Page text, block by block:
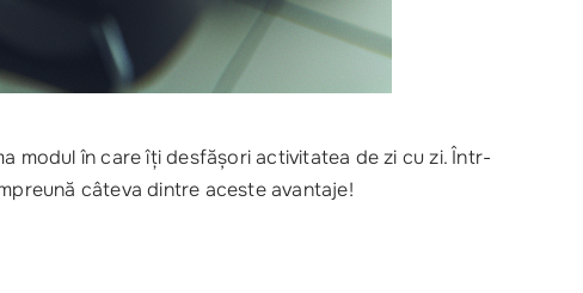
modul în care îți desfășori activitatea de zi cu zi. Într-
câteva dintre aceste avantaje!